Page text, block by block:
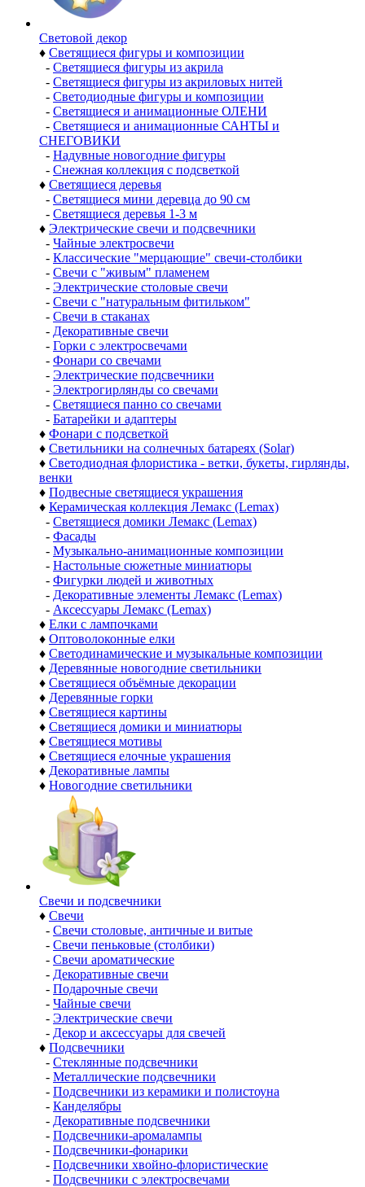
Световой декор
♦ Светящиеся фигуры и композиции
- Светящиеся фигуры из акрила
- Светящиеся фигуры из акриловых нитей
- Светодиодные фигуры и композиции
- Светящиеся и анимационные ОЛЕНИ
- Светящиеся и анимационные САНТЫ и
СНЕГОВИКИ
- Надувные новогодние фигуры
- Снежная коллекция с подсветкой
♦ Светящиеся деревья
- Светящиеся мини деревца до 90 см
- Светящиеся деревья 1-3 м
♦ Электрические свечи и подсвечники
- Чайные электросвечи
- Классические "мерцающие" свечи-столбики
- Свечи с "живым" пламенем
- Электрические столовые свечи
- Свечи с "натуральным фитильком"
- Свечи в стаканах
- Декоративные свечи
- Горки с электросвечами
- Фонари со свечами
- Электрические подсвечники
- Электрогирлянды со свечами
- Светящиеся панно со свечами
- Батарейки и адаптеры
♦ Фонари с подсветкой
♦ Светильники на солнечных батареях (Solar)
♦ Светодиодная флористика - ветки, букеты, гирлянды,
венки
♦ Подвесные светящиеся украшения
♦ Керамическая коллекция Лемакс (Lemax)
- Светящиеся домики Лемакс (Lemax)
- Фасады
- Музыкально-анимационные композиции
- Настольные сюжетные миниатюры
- Фигурки людей и животных
- Декоративные элементы Лемакс (Lemax)
- Аксессуары Лемакс (Lemax)
♦ Елки с лампочками
♦ Оптоволоконные елки
♦ Светодинамические и музыкальные композиции
♦ Деревянные новогодние светильники
♦ Светящиеся объёмные декорации
♦ Деревянные горки
♦ Светящиеся картины
♦ Светящиеся домики и миниатюры
♦ Светящиеся мотивы
♦ Светящиеся елочные украшения
♦ Декоративные лампы
♦ Новогодние светильники
Свечи и подсвечники
♦ Свечи
- Свечи столовые, античные и витые
- Свечи пеньковые (столбики)
- Свечи ароматические
- Декоративные свечи
- Подарочные свечи
- Чайные свечи
- Электрические свечи
- Декор и аксессуары для свечей
♦ Подсвечники
- Стеклянные подсвечники
- Металлические подсвечники
- Подсвечники из керамики и полистоуна
- Канделябры
- Декоративные подсвечники
- Подсвечники-аромалампы
- Подсвечники-фонарики
- Подсвечники хвойно-флористические
- Подсвечники с электросвечами